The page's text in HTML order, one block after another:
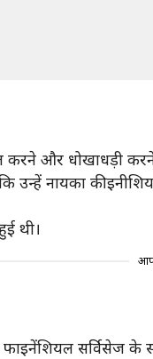
और धोखाधड़ी
नायका की
थी।
सर्विसेज के